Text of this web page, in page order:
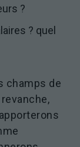
?
? quel
champs de